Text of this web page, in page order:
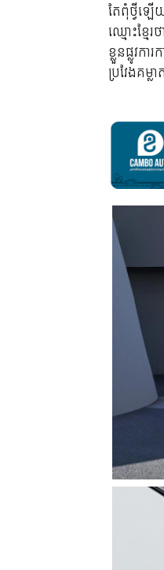
តែពុំថ្វីឡ
ឈ្មោះខ្មែ
ខ្លួនផ្លូវ
ប្រវែងគម្